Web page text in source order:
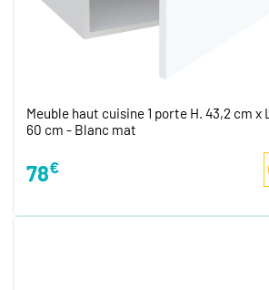
Meuble haut cuisine 1 porte H. 43,2 cm x L.
60 cm - Blanc mat
78€